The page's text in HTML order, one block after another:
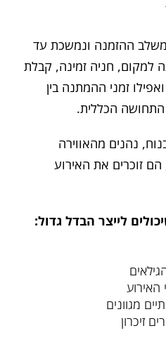
משלב ההזמנה ונמשכת עד
למקום, חניה זמינה, קבלת
זמני ההמתנה בין
התחושה הכללית.
נהנים מהאווירה
זוכרים את האירוע
לייצר הבדל גדול:
מגוונים
זיכרון